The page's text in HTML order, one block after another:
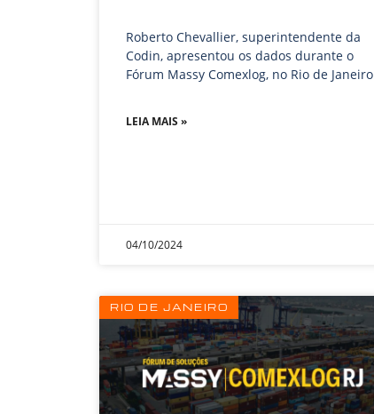
Roberto Chevallier, superintendente da
Codin, apresentou os dados durante o
Fórum Massy Comexlog, no Rio de Janeiro
LEIA MAIS »
04/10/2024
RIO DE JANEIRO